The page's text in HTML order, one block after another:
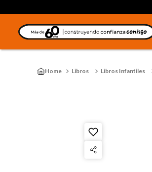
Libros Libros Infantiles